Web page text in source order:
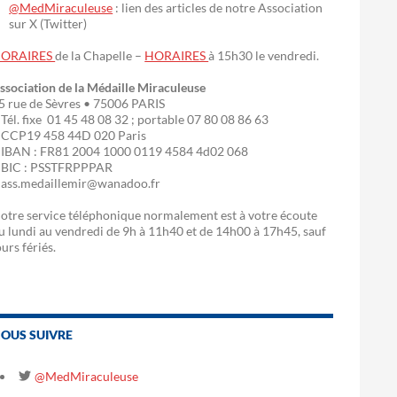
@MedMiraculeuse : lien des articles de notre Association
sur X (Twitter)
de la Chapelle – HORAIRESà 15h30 le vendredi.
de la Médaille Miraculeuse
rue de Sèvres • 75006 PARIS
fixe 01 45 48 08 32 ; portable 07 80 08 86 63
458 44D 020 Paris
: FR81 2004 1000 0119 4584 4d02 068
: PSSTFRPPPAR
service téléphonique normalement est à votre écoute
lundi au vendredi de 9h à 11h40 et de 14h00 à 17h45, sauf
fériés.
SUIVRE
@MedMiraculeuse